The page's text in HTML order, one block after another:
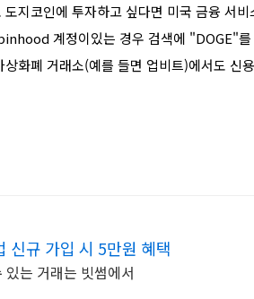
지코인에 투자하고 싶다면 미국 금융 서
계정이있는 경우 검색에 "DOGE"
화폐 거래소(예를 들면 업비트)에서도 신
신규 가입 시 5만원 혜택
는 거래는 빗썸에서